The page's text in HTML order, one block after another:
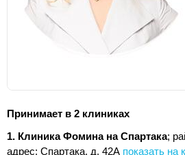
Принимает в 2 клиниках
1. Клиника Фомина на Спартака;
адрес: Спартака, д. 42А показать на